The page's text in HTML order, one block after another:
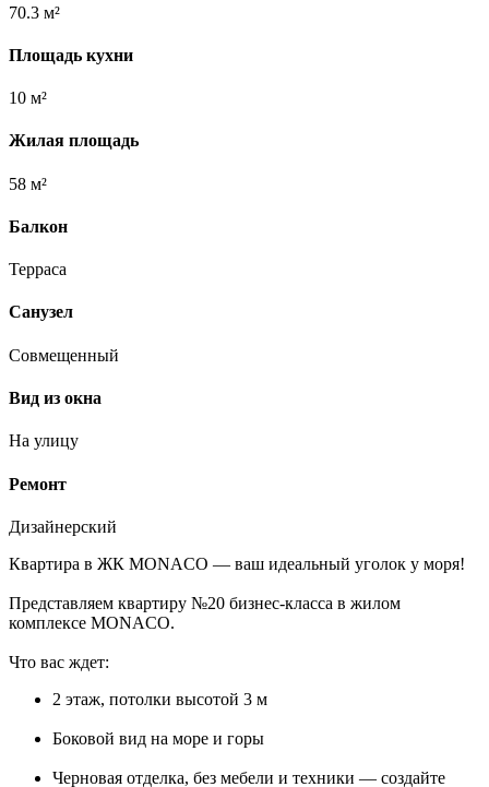
70.3 м²
Площадь кухни
10 м²
Жилая площадь
58 м²
Балкон
Терраса
Санузел
Совмещенный
Вид из окна
На улицу
Ремонт
Дизайнерский
Квартира в ЖК MONACO — ваш идеальный уголок у моря!
Представляем квартиру №20 бизнес-класса в жилом
комплексе MONACO.
Что вас ждет:
2 этаж, потолки высотой 3 м
Боковой вид на море и горы ️
Черновая отделка, без мебели и техники — создайте